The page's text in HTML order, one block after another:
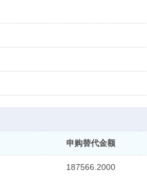
申购替代金额
187566.2000